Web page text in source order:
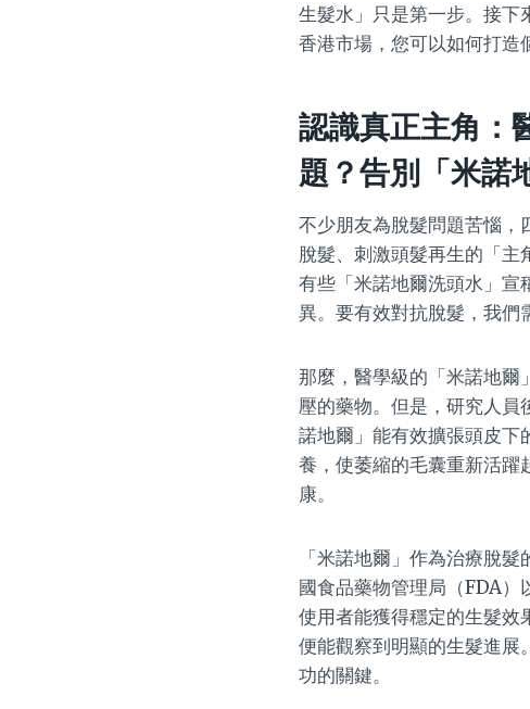
生髮水」只是第一步。接下
香港市場，您可以如何打造
認識真正主角：
題？告別「米諾
不少朋友為脫髮問題苦惱，
脫髮、刺激頭髮再生的「主
有些「米諾地爾洗頭水」宣
異。要有效對抗脫髮，我們
那麼，醫學級的「米諾地爾
壓的藥物。但是，研究人員
諾地爾」能有效擴張頭皮下
養，使萎縮的毛囊重新活躍
康。
「米諾地爾」作為治療脫
國食品藥物管理局（FDA）
使用者能獲得穩定的生髮效
便能觀察到明顯的生髮進展
功的關鍵。